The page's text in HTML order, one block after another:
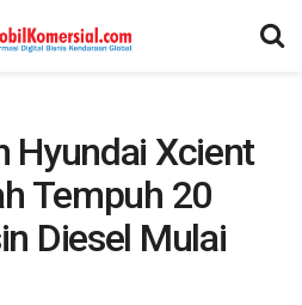
Hyundai Xcient
Tempuh 20
Diesel Mulai